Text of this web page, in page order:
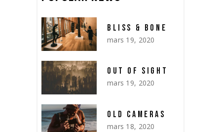
BLISS & BONE
mars 19, 2020
OUT OF SIGHT
mars 19, 2020
OLD CAMERAS
mars 18, 2020